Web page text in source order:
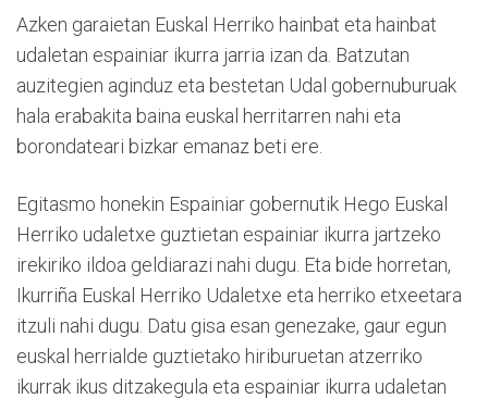
Azken garaietan Euskal Herriko hainbat eta hainbat
udaletan espainiar ikurra jarria izan da. Batzutan
auzitegien aginduz eta bestetan Udal gobernuburuak
hala erabakita baina euskal herritarren nahi eta
borondateari bizkar emanaz beti ere.
Egitasmo honekin Espainiar gobernutik Hego Euskal
Herriko udaletxe guztietan espainiar ikurra jartzeko
irekiriko ildoa geldiarazi nahi dugu. Eta bide horretan,
Ikurriña Euskal Herriko Udaletxe eta herriko etxeetara
itzuli nahi dugu. Datu gisa esan genezake, gaur egun
euskal herrialde guztietako hiriburuetan atzerriko
ikurrak ikus ditzakegula eta espainiar ikurra udaletan